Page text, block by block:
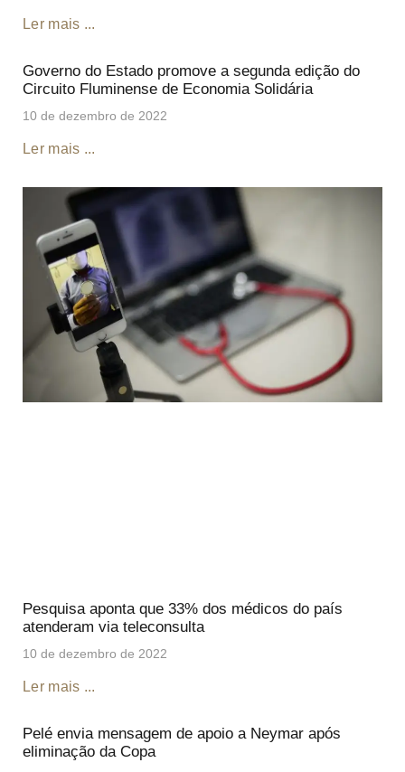
Ler mais ...
Governo do Estado promove a segunda edição do
Circuito Fluminense de Economia Solidária
10 de dezembro de 2022
Ler mais ...
Pesquisa aponta que 33% dos médicos do país
atenderam via teleconsulta
10 de dezembro de 2022
Ler mais ...
Pelé envia mensagem de apoio a Neymar após
eliminação da Copa